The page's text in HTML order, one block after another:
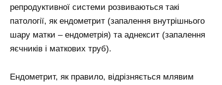
репродуктивної системи розвиваються такі
патології, як ендометрит (запалення внутрішнього
шару матки – ендометрія) та аднексит (запалення
яєчників і маткових труб).
Ендометрит, як правило, відрізняється млявим